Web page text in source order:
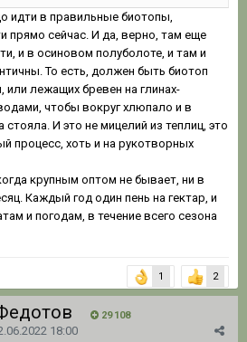
идти в правильные биотопы,
прямо сейчас. И да, верно, там еще
и в осиновом полуболоте, и там и
То есть, должен быть биотоп
или лежащих бревен на глинах-
чтобы вокруг хлюпало и в
И это не мицелий из теплиц, это
процесс, хоть и на рукотворных
крупным оптом не бывает, ни в
Каждый год один пень на гектар, и
и погодам, в течение всего сезона
1 2
29 108
18:00